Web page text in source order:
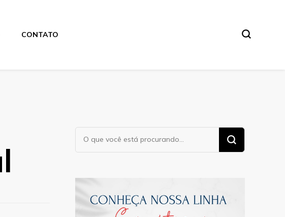
CONTATO
Procurando
algo?